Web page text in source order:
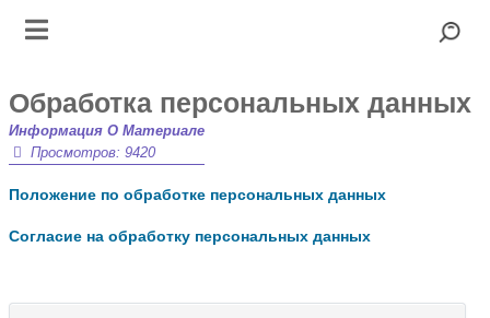
Обработка персональных данных
Информация О Материале
Просмотров: 9420
Положение по обработке персональных данных
Согласие на обработку персональных данных